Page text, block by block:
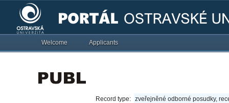
Welcome Applicants
Record type: zveřejněné odborné posudky,